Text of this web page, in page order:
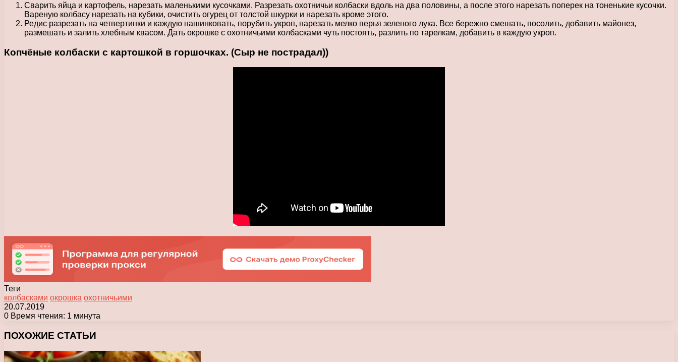
Сварить яйца и картофель, нарезать маленькими кусочками. Разрезать охотничьи колбаски вдоль на два половины, а после этого нарезать поперек на тоненькие кусочки.
Вареную колбасу нарезать на кубики, очистить огурец от толстой шкурки и нарезать кроме этого.
Редис разрезать на четвертинки и каждую нашинковать, порубить укроп, нарезать мелко перья зеленого лука. Все бережно смешать, посолить, добавить майонез,
размешать и залить хлебным квасом. Дать окрошке с охотничьими колбасками чуть постоять, разлить по тарелкам, добавить в каждую укроп.
Копчёные колбаски с картошкой в горшочках. (Сыр не пострадал))
Теги
колбасками окрошка охотничьими
20.07.2019
0 Время чтения: 1 минута
ПОХОЖИЕ СТАТЬИ